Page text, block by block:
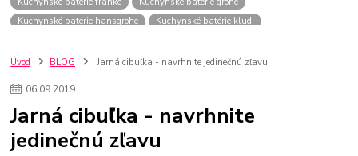
Kuchynské batérie hansgrohe
Kuchynské batérie kludi
kuchynské batérie sagittarius
kuchynské batérie
vodovodné batérie
kuchynské drezy sety
kúpelňové batérie
vodovodné batérie do kúpelne kuchynske
bidetové batérie
vaňové batérie
Úvod BLOG Jarná cibuľka - navrhnite jedinečnú zľavu
06.09.2019
Jarná cibuľka - navrhnite
jedinečnú zľavu